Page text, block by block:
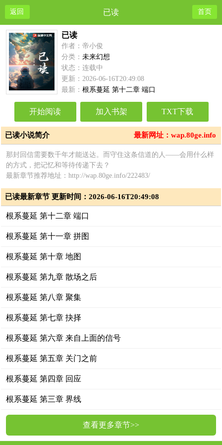
返回 已读 首页
已读
作者：帝小俊
分类：未来幻想
状态：连载中
更新：2026-06-16T20:49:08
最新：根系蔓延 第十二章 端口
开始阅读 加入书架 TXT下载
最新网址：wap.80ge.info
已读小说简介
那封回信需要数千年才能送达。而守住这条信道的人——会用什么样
的方式，把记忆和等待传递下去？
最新章节推荐地址：http://wap.80ge.info/222483/
已读最新章节 更新时间：2026-06-16T20:49:08
根系蔓延 第十二章 端口
根系蔓延 第十一章 拼图
根系蔓延 第十章 地图
根系蔓延 第九章 散场之后
根系蔓延 第八章 聚集
根系蔓延 第七章 抉择
根系蔓延 第六章 来自上面的信号
根系蔓延 第五章 关门之前
根系蔓延 第四章 回应
根系蔓延 第三章 界线
查看更多章节>>